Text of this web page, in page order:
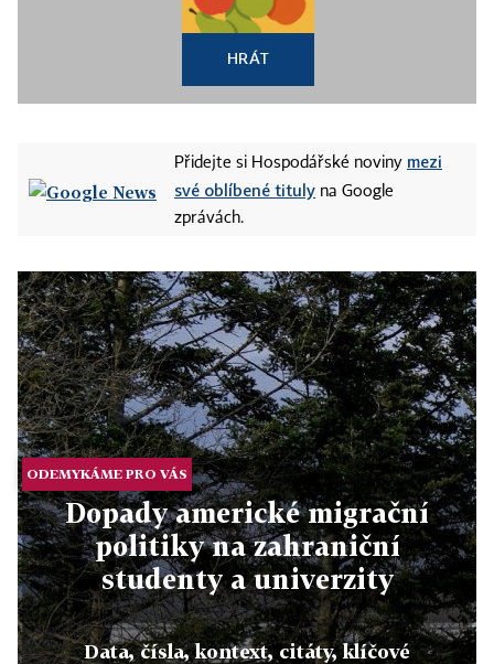
HRÁT
Přidejte si Hospodářské noviny mezi
své oblíbené tituly na Google
zprávách.
ODEMYKÁME PRO VÁS
Dopady americké migrační
politiky na zahraniční
studenty a univerzity
Data, čísla, kontext, citáty, klíčové